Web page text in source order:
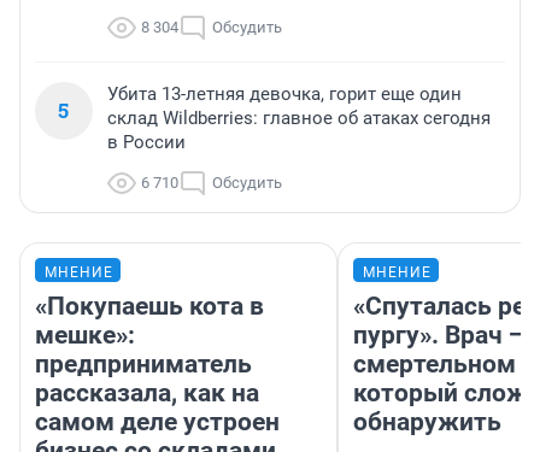
8 304 Обсудить
5
Убита 13-летняя девочка, горит еще один
склад Wildberries: главное об атаках сегодня
в России
6 710 Обсудить
МНЕНИЕ
«Покупаешь кота в
мешке»:
предприниматель
рассказала, как на
самом деле устроен
МНЕНИЕ
«Спуталась
пургу». Врач —
смертельном
который
обнаружить